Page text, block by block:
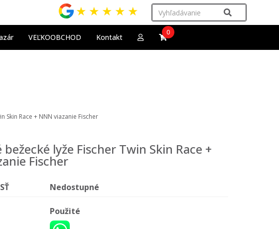
★ ★ ★ ★ ★
VEĽKOOBCHOD Kontakt
0
Skin Race + NNN viazanie Fischer
bežecké lyže Fischer Twin Skin Race +
Fischer
Nedostupné
Použité